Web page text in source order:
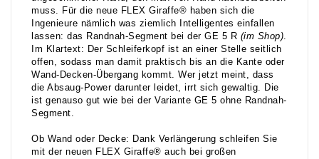
muss. Für die neue FLEX Giraffe® haben sich die
Ingenieure nämlich was ziemlich Intelligentes einfallen
lassen: das Randnah-Segment bei der GE 5 R (im Shop).
Im Klartext: Der Schleiferkopf ist an einer Stelle seitlich
offen, sodass man damit praktisch bis an die Kante oder
Wand-Decken-Übergang kommt. Wer jetzt meint, dass
die Absaug-Power darunter leidet, irrt sich gewaltig. Die
ist genauso gut wie bei der Variante GE 5 ohne Randnah-
Segment.
Ob Wand oder Decke: Dank Verlängerung schleifen Sie
mit der neuen FLEX Giraffe® auch bei großen